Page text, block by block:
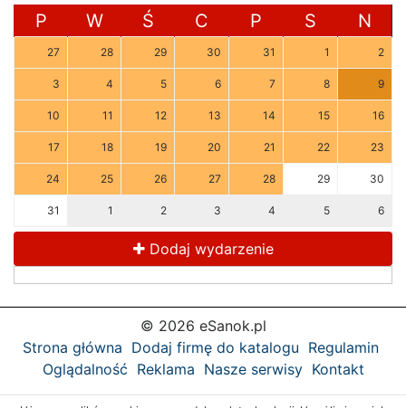
P W Ś C P S N
27 28 29 30 31 1 2
3 4 5 6 7 8 9
10 11 12 13 14 15 16
17 18 19 20 21 22 23
24 25 26 27 28 29 30
31 1 2 3 4 5 6
Dodaj wydarzenie
© 2026 eSanok.pl
Strona główna Dodaj firmę do katalogu Regulamin
Oglądalność Reklama Nasze serwisy Kontakt